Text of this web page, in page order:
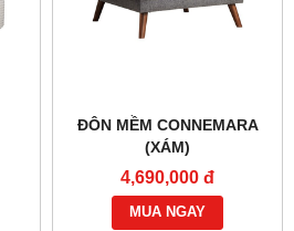
ĐÔN MỀM CONNEMARA
(XÁM)
4,690,000 đ
MUA NGAY